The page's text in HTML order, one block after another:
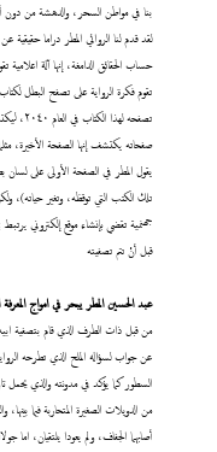
بنا في مواطن السحر، والدهشة من دون
لقد قدم لنا الروائي المطر دراما
حساب الحقائق الدامغة، إنها آلة اعلامية
تقوم فكرة الرواية على تصفح البطل
تصفحه
صفحاته يكتشف إنها الصفحة الأخيرة،
تلك الكتب التي توقظه، وتغير حياته)،
جهنمية تقضي بإنشاء موقع إلكتروني
قبل أنْ تتم تصفيته
عبدالحسين المطر يبحر في امواج المعرفة
من قبل ذات الطرف الذي قام بتصفية
عن جواب لسؤاله الملح الذي تطرحه
من الدويلات الصغيرة المتحاربة فيما
أصابهما الجفاف، ولم يعودا يلتقيان، اما